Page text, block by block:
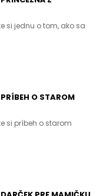
si jednu o tom, ako sa
O STAROM
si príbeh o starom